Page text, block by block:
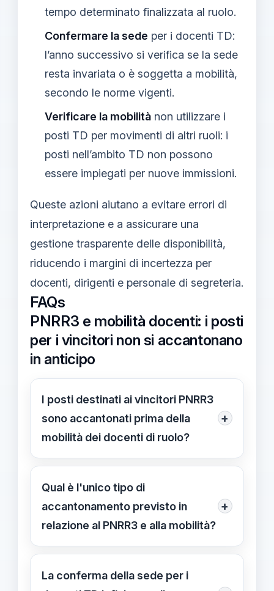
tempo determinato finalizzata al ruolo.
Confermare la sede per i docenti TD:
l’anno successivo si verifica se la sede
resta invariata o è soggetta a mobilità,
secondo le norme vigenti.
Verificare la mobilità non utilizzare i
posti TD per movimenti di altri ruoli: i
posti nell’ambito TD non possono
essere impiegati per nuove immissioni.
Queste azioni aiutano a evitare errori di
interpretazione e a assicurare una
gestione trasparente delle disponibilità,
riducendo i margini di incertezza per
docenti, dirigenti e personale di segreteria.
FAQs
PNRR3 e mobilità docenti: i posti
per i vincitori non si accantonano
in anticipo
I posti destinati ai vincitori PNRR3
sono accantonati prima della
mobilità dei docenti di ruolo?
+
No. Il chiarimento del 28/05/2026
indica che non esiste alcun
accantonamento specifico per i
vincitori PNRR3. L'unico
finalizzata al ruolo, che devono
Qual è l'unico tipo di
accantonamento previsto in
relazione al PNRR3 e alla mobilità?
+
L'unico accantonamento riguarda i
docenti TD finalizzata al ruolo; tali
posti non possono essere usati per
La conferma della sede per i